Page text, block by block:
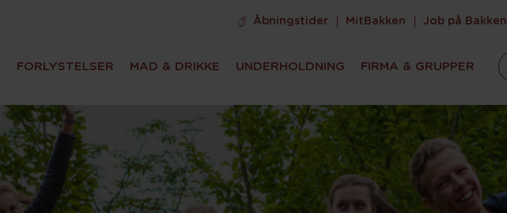
Åbningstider MitBakken Job på Bakken
FORLYSTELSER MAD & DRIKKE UNDERHOLDNING FIRMA & GRUPPER